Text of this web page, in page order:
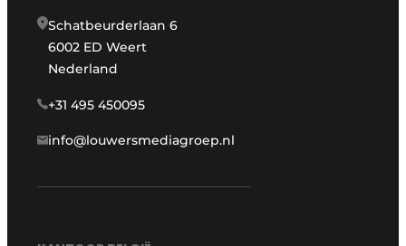
Schatbeurderlaan 6
6002 ED Weert
Nederland
+31 495 450095
info@louwersmediagroep.nl